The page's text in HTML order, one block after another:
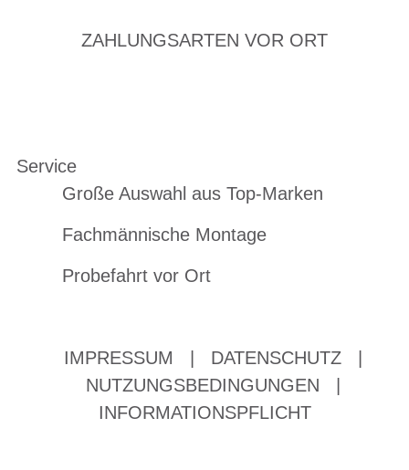
ZAHLUNGSARTEN VOR ORT
Service
Große Auswahl aus Top-Marken
Fachmännische Montage
Probefahrt vor Ort
IMPRESSUM DATENSCHUTZ
NUTZUNGSBEDINGUNGEN
INFORMATIONSPFLICHT